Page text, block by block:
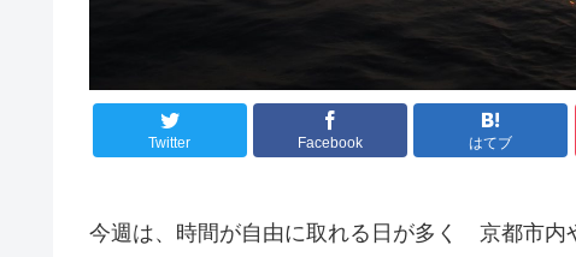
Twitter Facebook はてブ
今週は、時間が自由に取れる日が多く 京都市内